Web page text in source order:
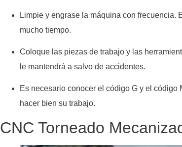
Limpie y engrase la máquina con frecuencia.
mucho tiempo.
Coloque las piezas de trabajo y las
le mantendrá a salvo de accidentes.
Es necesario conocer el código G y el código
hacer bien su trabajo.
CNC Torneado